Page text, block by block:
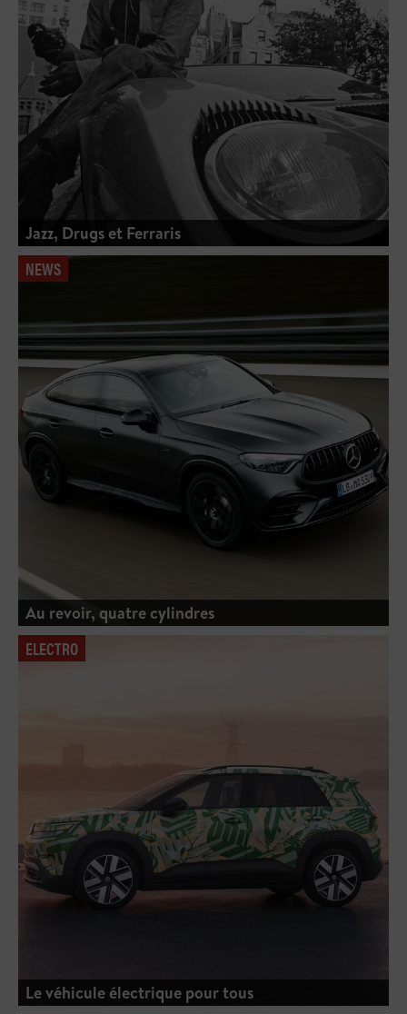
Jazz, Drugs et Ferraris
NEWS
Au revoir, quatre cylindres
ELECTRO
Le véhicule électrique pour tous